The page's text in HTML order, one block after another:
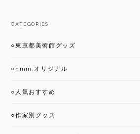
CATEGORIES
○東京都美術館グッズ
○hmm,オリジナル
○人気おすすめ
○作家別グッズ